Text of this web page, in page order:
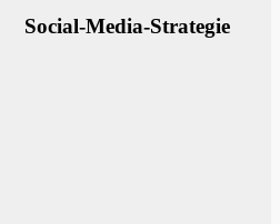
Social-Media-Strategie